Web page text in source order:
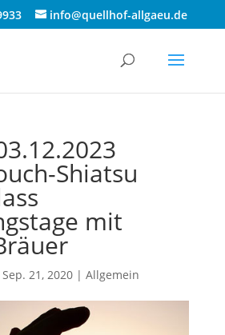
info@quellhof-allgaeu.de
Shiatsu
mit
Sep. 21, 2020| Allgemein